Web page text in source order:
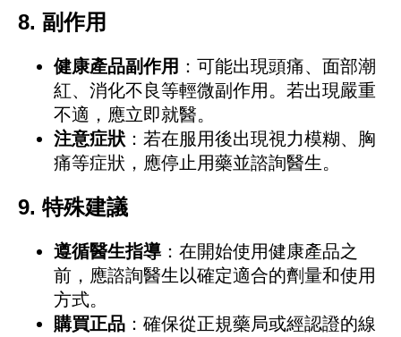
8. 副作用
健康產品副作用 ：可能出現頭痛、面部潮
紅、消化不良等輕微副作用。若出現嚴重
不適，應立即就醫。
注意症狀 ：若在服用後出現視力模糊、胸
痛等症狀，應停止用藥並諮詢醫生。
9. 特殊建議
遵循醫生指導 ：在開始使用健康產品之
前，應諮詢醫生以確定適合的劑量和使用
方式。
購買正品 ：確保從正規藥局或經認證的線